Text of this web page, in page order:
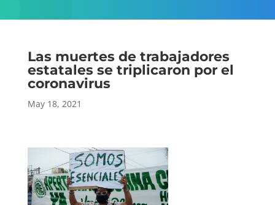
Las muertes de trabajadores
estatales se triplicaron por el
coronavirus
May 18, 2021